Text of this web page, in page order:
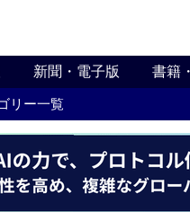
新聞・電子版 書籍
リー一覧